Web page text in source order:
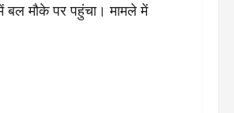
बल मौके पर पहुंचा। मामले में